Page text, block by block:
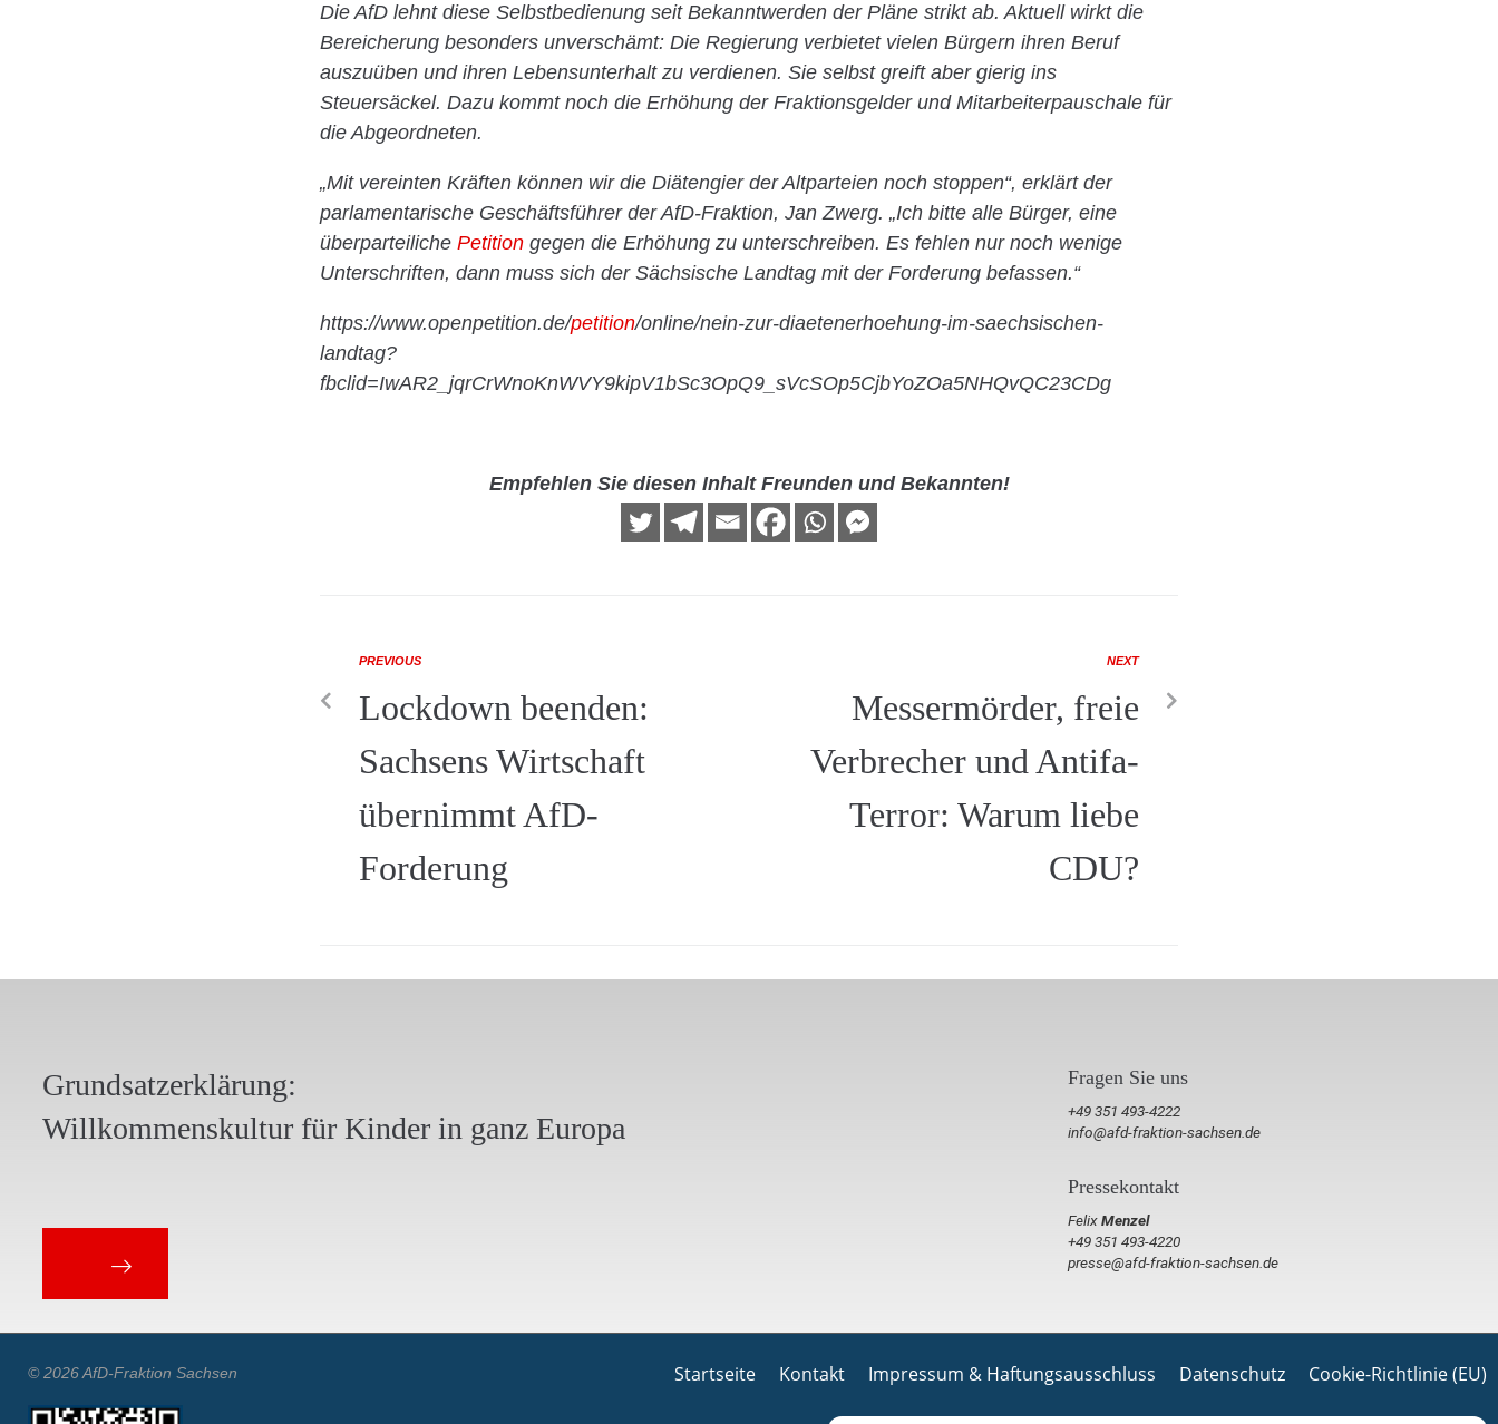
Die AfD lehnt diese Selbstbedienung seit Bekanntwerden der Pläne strikt ab. Aktuell wirkt die
Bereicherung besonders unverschämt: Die Regierung verbietet vielen Bürgern ihren Beruf
auszuüben und ihren Lebensunterhalt zu verdienen. Sie selbst greift aber gierig ins
Steuersäckel. Dazu kommt noch die Erhöhung der Fraktionsgelder und Mitarbeiterpauschale für
die Abgeordneten.
„Mit vereinten Kräften können wir die Diätengier der Altparteien noch stoppen“, erklärt der
parlamentarische Geschäftsführer der AfD-Fraktion, Jan Zwerg. „Ich bitte alle Bürger, eine
überparteiliche Petition gegen die Erhöhung zu unterschreiben. Es fehlen nur noch wenige
Unterschriften, dann muss sich der Sächsische Landtag mit der Forderung befassen.“
https://www.openpetition.de/petition/online/nein-zur-diaetenerhoehung-im-saechsischen-
landtag?
fbclid=IwAR2_jqrCrWnoKnWVY9kipV1bSc3OpQ9_sVcSOp5CjbYoZOa5NHQvQC23CDg
Empfehlen Sie diesen Inhalt Freunden und Bekannten!
PREVIOUS
Lockdown beenden:
Sachsens Wirtschaft
übernimmt AfD-
Forderung
NEXT
Messermörder, freie
Verbrecher und Antifa-
Terror: Warum liebe
CDU?
Grundsatzerklärung:
Willkommenskultur für Kinder in ganz Europa
Fragen Sie uns
+49 351 493-4222
info@afd-fraktion-sachsen.de
Pressekontakt
FelixMenzel
+49 351 493-4220
presse@afd-fraktion-sachsen.de
© 2026 AfD-Fraktion Sachsen Startseite Kontakt Impressum & Haftungsausschluss Datenschutz Cookie-Richtlinie (EU)